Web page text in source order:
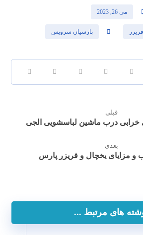
می 26, 2023
پارسیان سرویس
قبلی
درب ماشین لباسشویی الجی
بعدی
و مزایای یخچال و فریزر پارس
های مرتبط ...